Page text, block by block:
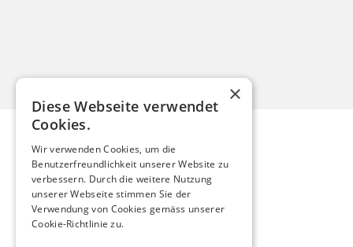
Mario Röthlisberger
mario.roethlisberger@kfnmail.ch
×
Diese Webseite verwendet
Cookies.
Wir verwenden Cookies, um die
Benutzerfreundlichkeit unserer Website zu
verbessern. Durch die weitere Nutzung
unserer Webseite stimmen Sie der
Verwendung von Cookies gemäss unserer
Cookie-Richtlinie zu.